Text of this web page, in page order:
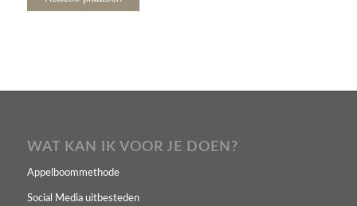
WAT KAN IK VOOR JE DOEN?
Appelboommethode
Social Media uitbesteden